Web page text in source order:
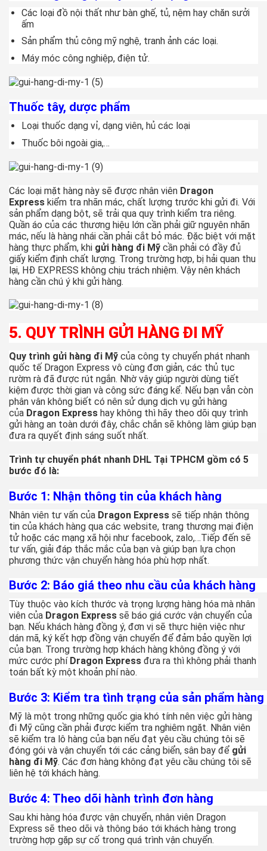
Các loại đồ nội thất như bàn ghế, tủ, nệm hay chăn sưởi
ấm
Sản phẩm thủ công mỹ nghệ, tranh ảnh các loại.
Máy móc công nghiệp, điện tử.
Thuốc tây, dược phẩm
Loại thuốc dạng vỉ, dạng viên, hủ các loại
Thuốc bôi ngoài gia,…
Các loại mặt hàng này sẽ được nhân viên Dragon
Express kiểm tra nhãn mác, chất lượng trước khi gửi đi. Với
sản phẩm dạng bột, sẽ trải qua quy trình kiểm tra riêng.
Quần áo của các thương hiệu lớn cần phải giữ nguyên nhãn
mác, nếu là hàng nhái cần phải cắt bỏ mác. Đặc biệt với mặt
hàng thực phẩm, khi gửi hàng đi Mỹ cần phải có đầy đủ
giấy kiểm định chất lượng. Trong trường hợp, bị hải quan thu
lại, HĐ EXPRESS không chịu trách nhiệm. Vậy nên khách
hàng cần chú ý khi gửi hàng.
5. QUY TRÌNH GỬI HÀNG ĐI MỸ
Quy trình gửi hàng đi Mỹ của công ty chuyển phát nhanh
quốc tế Dragon Express vô cùng đơn giản, các thủ tục
rườm rà đã được rút ngắn. Nhờ vậy giúp người dùng tiết
kiệm được thời gian và công sức đáng kể. Nếu bạn vẫn còn
phân vân không biết có nên sử dụng dịch vụ gửi hàng
của Dragon Express hay không thì hãy theo dõi quy trình
gửi hàng an toàn dưới đây, chắc chắn sẽ không làm giúp bạn
đưa ra quyết định sáng suốt nhất.
Trình tự chuyển phát nhanh DHL Tại TPHCM gồm có 5
bước đó là:
Bước 1: Nhận thông tin của khách hàng
Nhân viên tư vấn của Dragon Express sẽ tiếp nhận thông
tin của khách hàng qua các website, trang thương mại điện
tử hoặc các mạng xã hội như facebook, zalo,…Tiếp đến sẽ
tư vấn, giải đáp thắc mắc của bạn và giúp bạn lựa chọn
phương thức vận chuyển hàng hóa phù hợp nhất.
Bước 2: Báo giá theo nhu cầu của khách hàng
Tùy thuộc vào kích thước và trọng lượng hàng hóa mà nhân
viên của Dragon Express sẽ báo giá cước vận chuyển của
bạn. Nếu khách hàng đồng ý, đơn vị sẽ thực hiện việc như
dán mã, ký kết hợp đồng vận chuyển để đảm bảo quyền lợi
của bạn. Trong trường hợp khách hàng không đồng ý với
mức cước phí Dragon Express đưa ra thì không phải thanh
toán bất kỳ một khoản phí nào.
Bước 3: Kiểm tra tình trạng của sản phẩm hàng
Mỹ là một trong những quốc gia khó tính nên việc gửi hàng
đi Mỹ cũng cần phải được kiểm tra nghiêm ngặt. Nhân viên
sẽ kiểm tra lô hàng của bạn nếu đạt yêu cầu chúng tôi sẽ
đóng gói và vận chuyển tới các cảng biển, sân bay để gửi
hàng đi Mỹ. Các đơn hàng không đạt yêu cầu chúng tôi sẽ
liên hệ tới khách hàng.
Bước 4: Theo dõi hành trình đơn hàng
Sau khi hàng hóa được vận chuyển, nhân viên Dragon
Express sẽ theo dõi và thông báo tới khách hàng trong
trường hợp gặp sự cố trong quá trình vận chuyển.